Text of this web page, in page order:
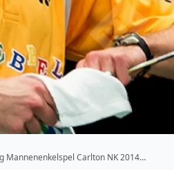
Mannenenkelspel Carlton NK 2014…